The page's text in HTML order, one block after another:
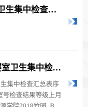
生集中检查结
卫生集中检查
集中检查汇总表序
号检查结果等级上月
学院2018竹园 B